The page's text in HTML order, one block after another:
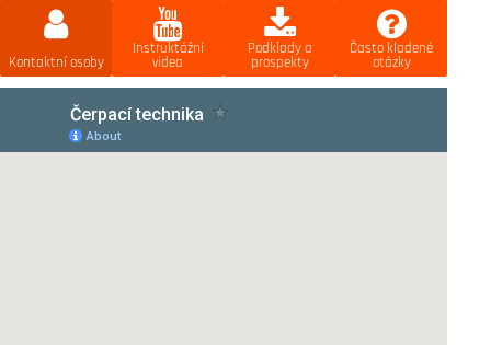
Kontaktní osoby
Instruktážní
videa
Podklady a
prospekty
Často kladené
otázky